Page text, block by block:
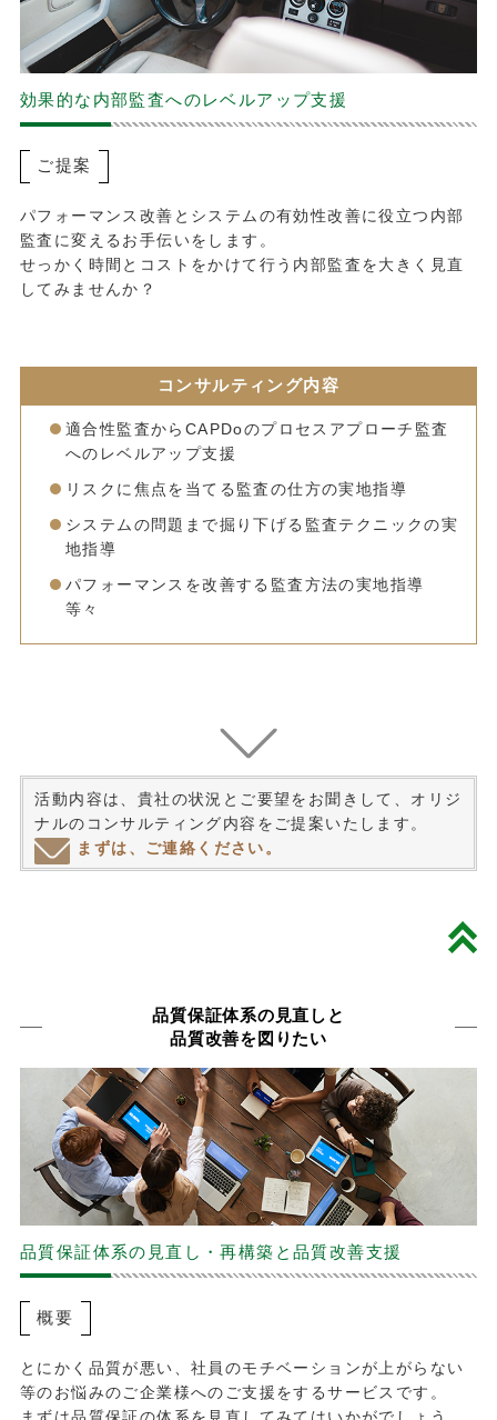
効果的な内部監査へのレベルアップ支援
ご提案
パフォーマンス改善とシステムの有効性改善に役立つ内部
監査に変えるお手伝いをします。
せっかく時間とコストをかけて行う内部監査を大きく見直
してみませんか？
コンサルティング内容
適合性監査からCAPDoのプロセスアプローチ監査
へのレベルアップ支援
リスクに焦点を当てる監査の仕方の実地指導
システムの問題まで掘り下げる監査テクニックの実
地指導
パフォーマンスを改善する監査方法の実地指導
等々
活動内容は、貴社の状況とご要望をお聞きして、オリジ
ナルのコンサルティング内容をご提案いたします。
まずは、ご連絡ください。
品質保証体系の見直しと
品質改善を図りたい
品質保証体系の見直し・再構築と品質改善支援
概要
とにかく品質が悪い、社員のモチベーションが上がらない
等のお悩みのご企業様へのご支援をするサービスです。